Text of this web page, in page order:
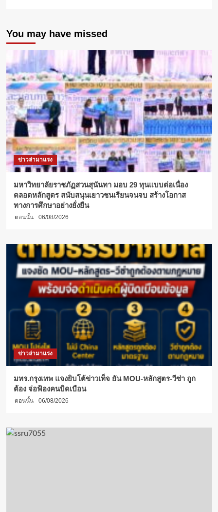
1
รุ่น
2
ม.ศิลปากร
ร่วม
ยินดี
ศาสตราจารย์
ดร.คณิต
เขียว
วิชัย
You may have missed
ข่าวล่ามาแรง
มหาวิทยาลัยราชภัฏสวนสุนันทา มอบ 29 ทุนแบบต่อเนื่อง
ตลอดหลักสูตร สนับสนุนเยาวชนเรียนจนจบ สร้างโอกาส
ทางการศึกษาอย่างยั่งยืน
ตอนนั้น 06/08/2026
ข่าวล่ามาแรง
มทร.กรุงเทพ แจงยิบโต้ข่าวเท็จ ยัน MOU-หลักสูตร-วีซ่า ถูก
ต้อง จ่อฟ้องคนบิดเบือน
ตอนนั้น 06/08/2026